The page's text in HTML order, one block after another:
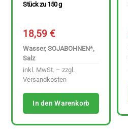
Stück zu 150 g
18,59€
Wasser, SOJABOHNEN*,
Salz
inkl. MwSt. – zzgl.
Versandkosten
In den Warenkorb